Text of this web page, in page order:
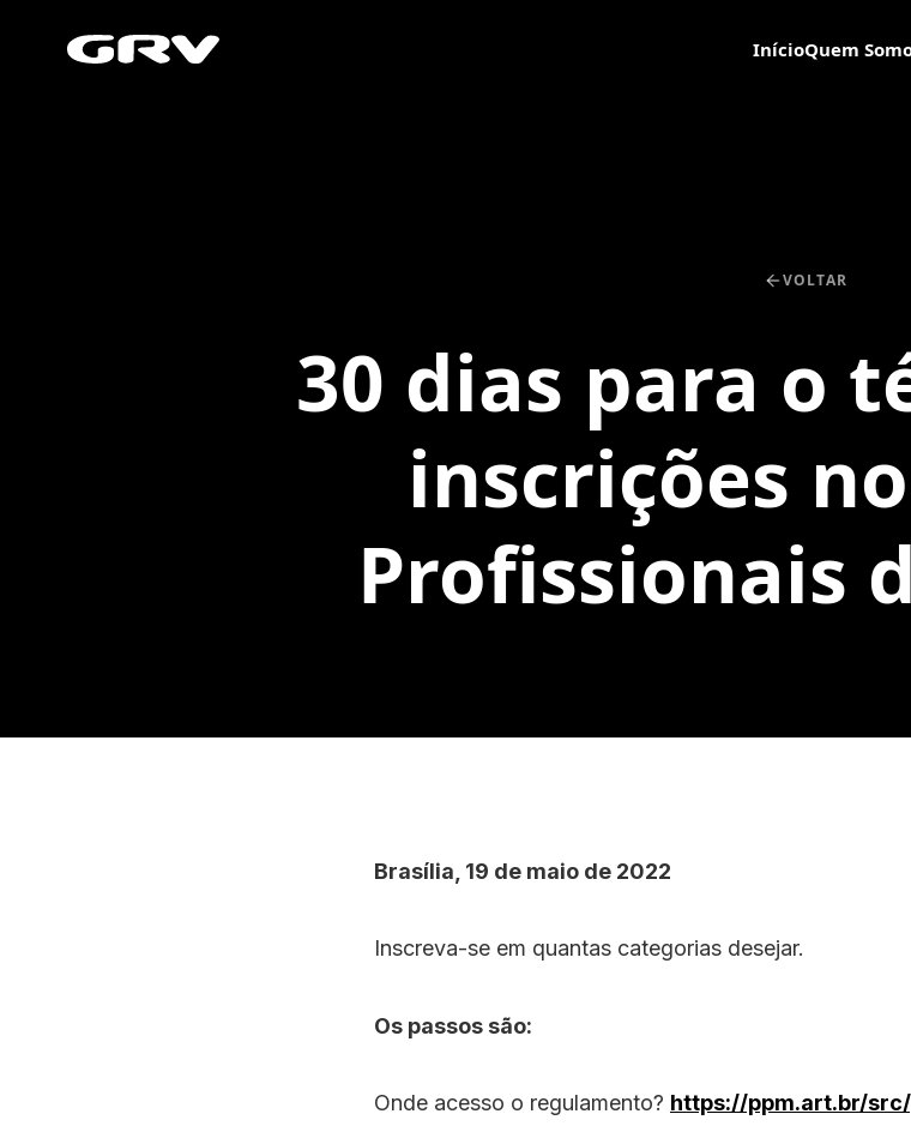
InícioQuem
VOLTAR
30 dias para o
inscrições
Profissionais
Brasília, 19 de maio de 2022
Inscreva-se em quantas categorias desejar.
Os passos são:
Onde acesso o regulamento? https://ppm.art.br/